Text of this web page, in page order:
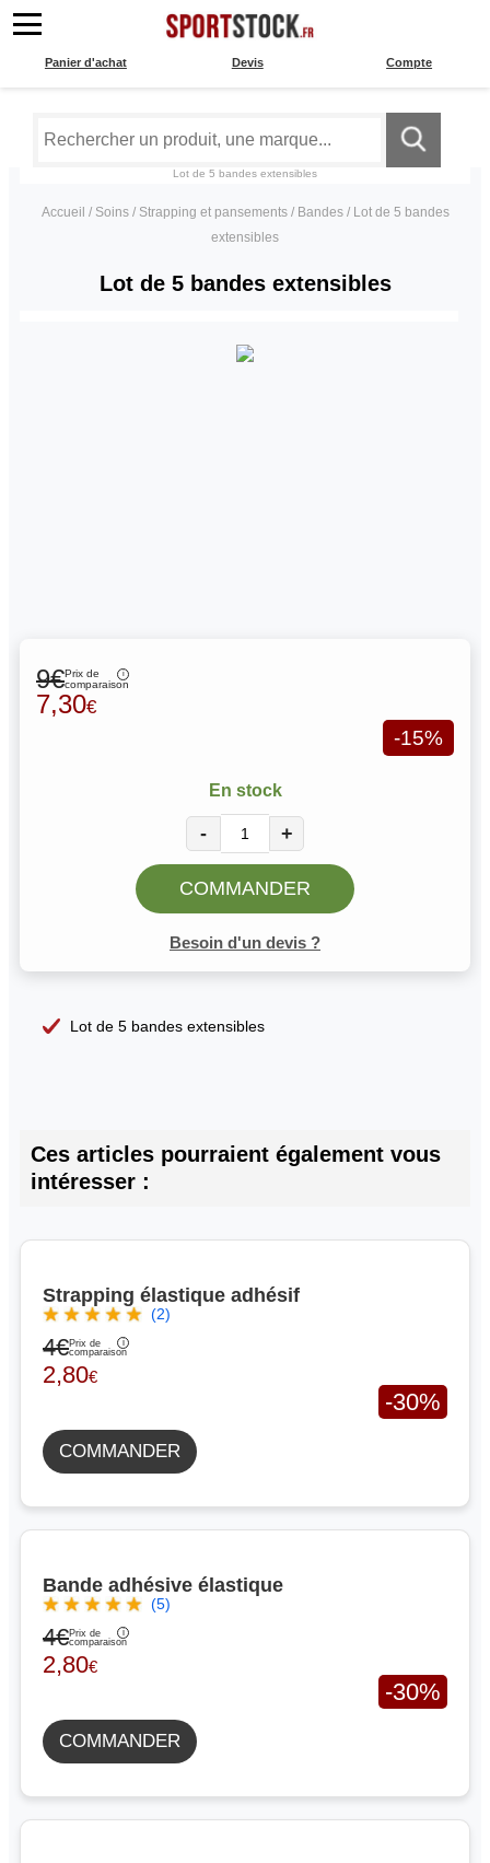
Compte
Devis
Panier d'achat
Lot de 5 bandes extensibles
Accueil / Soins/ Strapping et pansements/ Bandes/ Lot de 5 bandes
extensibles
Lot de 5 bandes extensibles
9€Prix de
comparaison
7,30€
-15%
En stock
- +
COMMANDER
Besoin d'un devis ?
Lot de 5 bandes extensibles
Ces articles pourraient également vous
intéresser :
Strapping élastique adhésif
(2)
4€Prix de
comparaison
2,80€
-30%
COMMANDER
Bande adhésive élastique
(5)
4€Prix de
comparaison
2,80€
-30%
COMMANDER